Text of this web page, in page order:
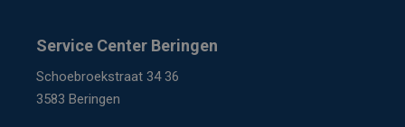
Service Center Beringen
Schoebroekstraat 34 36
3583 Beringen